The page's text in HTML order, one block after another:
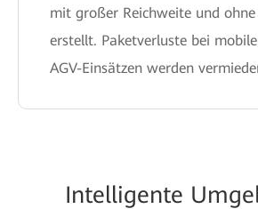
mit großer Reichweite und
erstellt. Paketverluste bei
AGV-Einsätzen werden
Intelligente